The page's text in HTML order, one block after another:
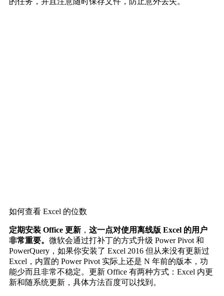
如何查看 Excel 的位数
定期安装 Office 更新 ， 这一点对使用离线版 Excel 的用户
非常重要。 微软会通过打补丁的方式升级 Power Pivot 和
PowerQuery，如果你安装了 Excel 2016 但从来没有更新过
Excel，内置的 Power Pivot 实际上还是 N 年前的版本，功
能少而且非常不稳定。更新 Office 有两种方式：Excel 内更
新和随系统更新，具体方法百度可以找到。